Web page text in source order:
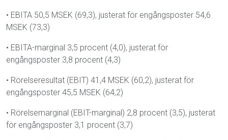
• EBITA 50,5 MSEK (69,3), justerat för engångsposter 54,6
MSEK (73,3)
• EBITA-marginal 3,5 procent (4,0), justerat för
engångsposter 3,8 procent (4,3)
• Rörelseresultat (EBIT) 41,4 MSEK (60,2), justerat för
engångsposter 45,5 MSEK (64,2)
• Rörelsemarginal (EBIT-marginal) 2,8 procent (3,5), justerat
för engångsposter 3,1 procent (3,7)